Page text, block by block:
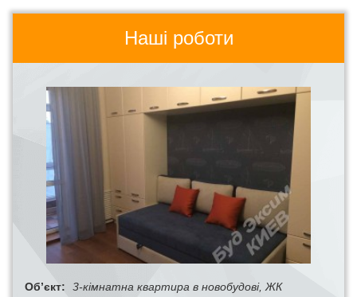
Наші роботи
Об’єкт:
3-кімнатна квартира в новобудові, ЖК